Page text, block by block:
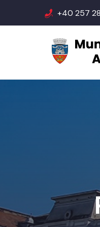
+40 257